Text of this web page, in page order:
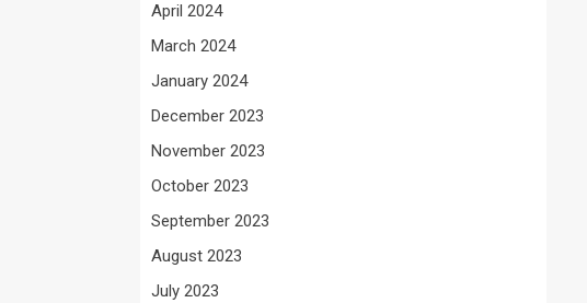
April 2024
March 2024
January 2024
December 2023
November 2023
October 2023
September 2023
August 2023
July 2023